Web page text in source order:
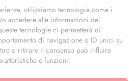
utilizziamo tecnologie come i
accedere alle informazioni del
tecnologie ci permetterà di
di navigazione o ID unici su
o ritirare il consenso può influire
e funzioni.